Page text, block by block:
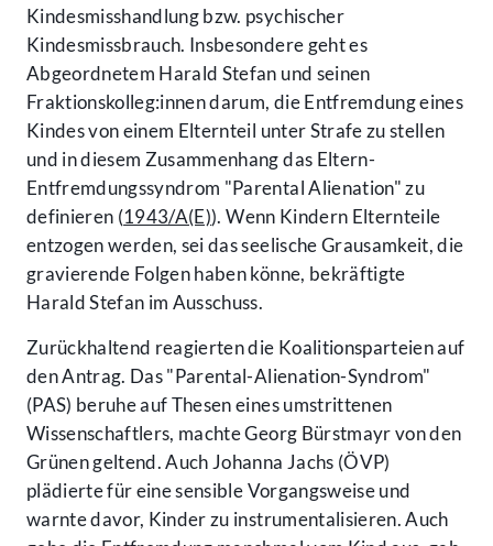
Kindesmisshandlung bzw. psychischer
Kindesmissbrauch. Insbesondere geht es
Abgeordnetem Harald Stefan und seinen
Fraktionskolleg:innen darum, die Entfremdung eines
Kindes von einem Elternteil unter Strafe zu stellen
und in diesem Zusammenhang das Eltern-
Entfremdungssyndrom "Parental Alienation" zu
definieren (1943/A(E)). Wenn Kindern Elternteile
entzogen werden, sei das seelische Grausamkeit, die
gravierende Folgen haben könne, bekräftigte
Harald Stefan im Ausschuss.
Zurückhaltend reagierten die Koalitionsparteien auf
den Antrag. Das "Parental-Alienation-Syndrom"
(PAS) beruhe auf Thesen eines umstrittenen
Wissenschaftlers, machte Georg Bürstmayr von den
Grünen geltend. Auch Johanna Jachs (ÖVP)
plädierte für eine sensible Vorgangsweise und
warnte davor, Kinder zu instrumentalisieren. Auch